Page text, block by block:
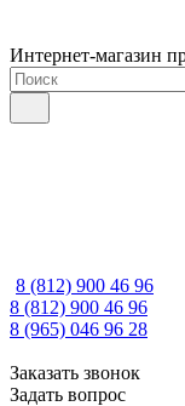
Интернет-магазин
8 (812) 900 46 96
8 (812) 900 46 96
8 (965) 046 96 28
Заказать звонок
Задать вопрос